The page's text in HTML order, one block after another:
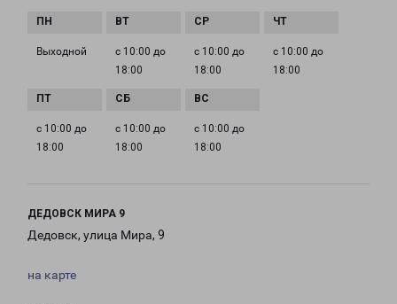
Выходной
с 10:00 до
18:00
с 10:00 до
18:00
с 10:00 до
18:00
с 10:00 до
18:00
с 10:00 до
18:00
с 10:00 до
18:00
ДЕДОВСК МИРА 9
Дедовск, улица Мира, 9
на карте